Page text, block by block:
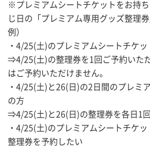
※プレミアムシートチケットをお持
じ日の「プレミアム専用グッズ整理
例）
・4/25(土)のプレミアムシートチケ
⇒4/25(土)の整理券を1回ご予約いた
はご予約いただけません。
・4/25(土)と26(日)の2日間のプレミ
の方
⇒4/25(土)と26(日)の整理券を各日1
・4/25(土)のプレミアムシートチケ
整理券を予約したい